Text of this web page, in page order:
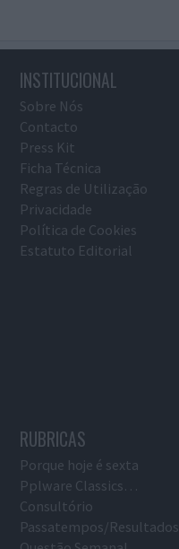
INSTITUCIONAL
Sobre Nós
Contacto
Press Kit
Ficha Técnica
Regras de Utilização
Privacidade
Política de Cookies
Estatuto Editorial
RUBRICAS
Porque hoje é sexta
Pplware Classics…
Consultório
Passatempos/Resultados